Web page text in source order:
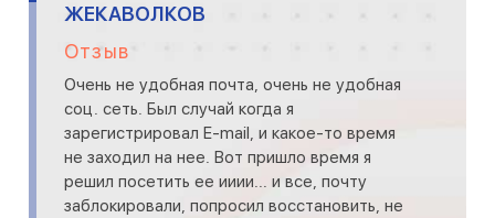
ЖЕКАВОЛКОВ
Отзыв
Очень не удобная почта, очень не удобная
соц. сеть. Был случай когда я
зарегистрировал E-mail, и какое-то время
не заходил на нее. Вот пришло время я
решил посетить ее ииии... и все, почту
заблокировали, попросил восстановить, не